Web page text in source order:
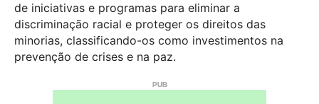
de iniciativas e programas para eliminar a
discriminação racial e proteger os direitos das
minorias, classificando-os como investimentos na
prevenção de crises e na paz.